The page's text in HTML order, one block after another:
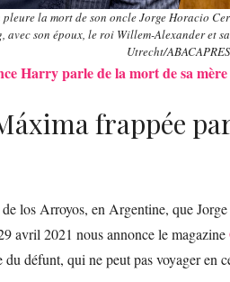
la mort de son oncle Jorge Horacio
avec son époux, le roi Willem-Alexander et
Utrecht/
Harry parle de la mort de sa
frappée
los Arroyos, en Argentine, que
avril 2021 nous annonce le magazine
défunt, qui ne peut pas voyager en